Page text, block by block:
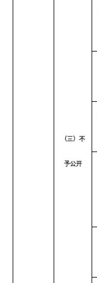
（三）不
予公开